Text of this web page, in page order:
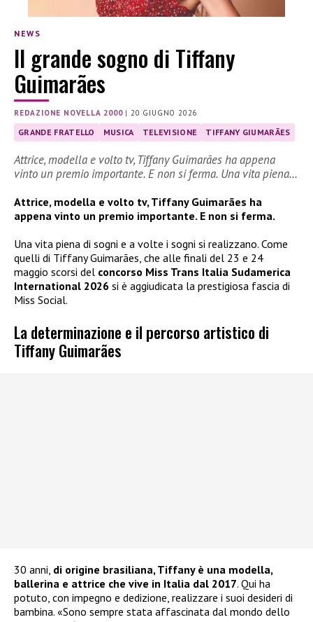
NEWS
Il grande sogno di Tiffany
Guimarães
REDAZIONE NOVELLA 2000| 20 GIUGNO 2026
GRANDE FRATELLO MUSICA TELEVISIONE TIFFANY GIUMARÃES
Attrice, modella e volto tv, Tiffany Guimarães ha appena
vinto un premio importante. E non si ferma. Una vita piena…
Attrice, modella e volto tv, Tiffany Guimarães ha
appena vinto un premio importante. E non si ferma.
Una vita piena di sogni e a volte i sogni si realizzano. Come
quelli di Tiffany Guimarães, che alle finali del 23 e 24
maggio scorsi del concorso Miss Trans Italia Sudamerica
International 2026 si è aggiudicata la prestigiosa fascia di
Miss Social.
La determinazione e il percorso artistico di
Tiffany Guimarães
30 anni, di origine brasiliana, Tiffany è una modella,
ballerina e attrice che vive in Italia dal 2017. Qui ha
potuto, con impegno e dedizione, realizzare i suoi desideri di
bambina. «Sono sempre stata affascinata dal mondo dello